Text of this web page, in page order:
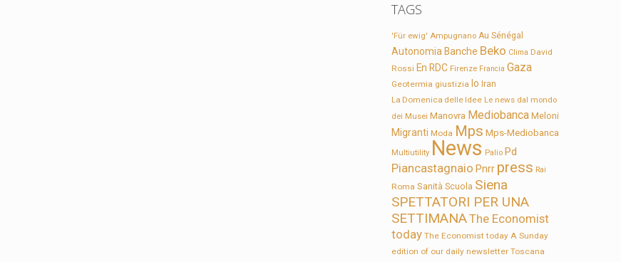
TAGS
'Für ewig' Ampugnano Au Sénégal
Autonomia Banche Beko Clima David
Rossi En RDC Firenze Francia Gaza
Geotermia giustizia Io Iran
La Domenica delle Idee Le news dal mondo
dei Musei Manovra Mediobanca Meloni
Migranti Moda Mps Mps-Mediobanca
Multiutility News Palio Pd
Piancastagnaio Pnrr press Rai
Roma Sanità Scuola Siena
SPETTATORI PER UNA
SETTIMANAThe Economist
today The Economist today A Sunday
edition of our daily newsletter Toscana